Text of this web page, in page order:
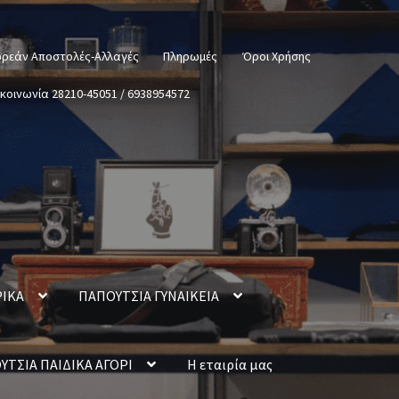
Αποστολές-Αλλαγές Πληρωμές Όροι Χρήσης
28210-45051 / 6938954572
ΠΑΠΟΥΤΣΙΑ ΓΥΝΑΙΚΕΙΑ
ΠΑΙΔΙΚΑ ΑΓΟΡΙ Η εταιρία μας